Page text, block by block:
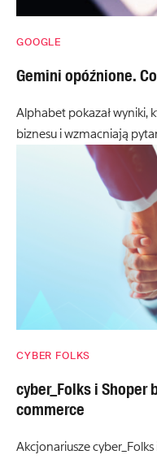
GOOGLE
Gemini opóźnione.
Alphabet pokazał wyniki,
biznesu i wzmacniają
CYBER FOLKS
cyber_Folks i Shoper
commerce
Akcjonariusze